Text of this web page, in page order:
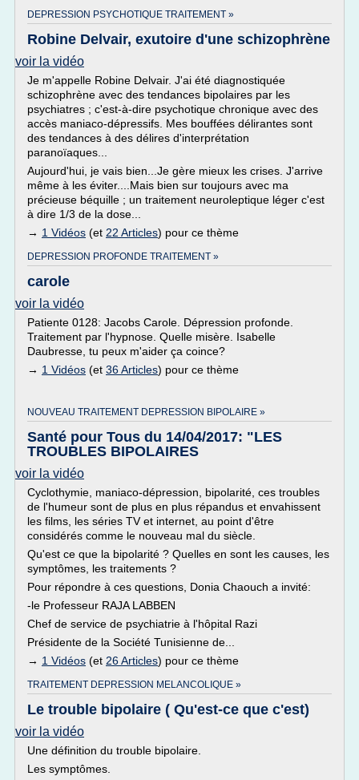
DEPRESSION PSYCHOTIQUE TRAITEMENT »
Robine Delvair, exutoire d'une schizophrène
voir la vidéo
Je m'appelle Robine Delvair. J'ai été diagnostiquée
schizophrène avec des tendances bipolaires par les
psychiatres ; c'est-à-dire psychotique chronique avec des
accès maniaco-dépressifs. Mes bouffées délirantes sont
des tendances à des délires d'interprétation
paranoïaques...
Aujourd'hui, je vais bien...Je gère mieux les crises. J'arrive
même à les éviter....Mais bien sur toujours avec ma
précieuse béquille ; un traitement neuroleptique léger c'est
à dire 1/3 de la dose...
→ 1 Vidéos (et 22 Articles) pour ce thème
DEPRESSION PROFONDE TRAITEMENT »
carole
voir la vidéo
Patiente 0128: Jacobs Carole. Dépression profonde.
Traitement par l'hypnose. Quelle misère. Isabelle
Daubresse, tu peux m'aider ça coince?
→ 1 Vidéos (et 36 Articles) pour ce thème
NOUVEAU TRAITEMENT DEPRESSION BIPOLAIRE »
Santé pour Tous du 14/04/2017: "LES
TROUBLES BIPOLAIRES
voir la vidéo
Cyclothymie, maniaco-dépression, bipolarité, ces troubles
de l'humeur sont de plus en plus répandus et envahissent
les films, les séries TV et internet, au point d'être
considérés comme le nouveau mal du siècle.
Qu'est ce que la bipolarité ? Quelles en sont les causes, les
symptômes, les traitements ?
Pour répondre à ces questions, Donia Chaouch a invité:
-le Professeur RAJA LABBEN
Chef de service de psychiatrie à l'hôpital Razi
Présidente de la Société Tunisienne de...
→ 1 Vidéos (et 26 Articles) pour ce thème
TRAITEMENT DEPRESSION MELANCOLIQUE »
Le trouble bipolaire ( Qu'est-ce que c'est)
voir la vidéo
Une définition du trouble bipolaire.
Les symptômes.